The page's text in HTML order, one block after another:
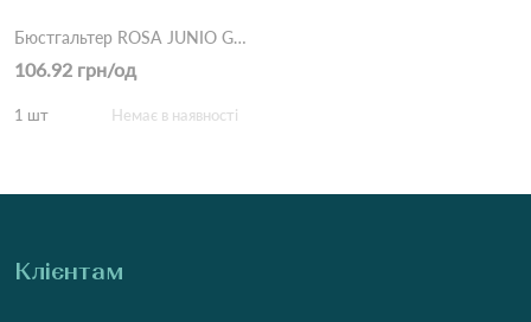
Бюстгальтер ROSA JUNIO G508 на чашку C з кісточками 2,3 Білий
106.92 грн/од
1 шт Немає в наявності
Клієнтам